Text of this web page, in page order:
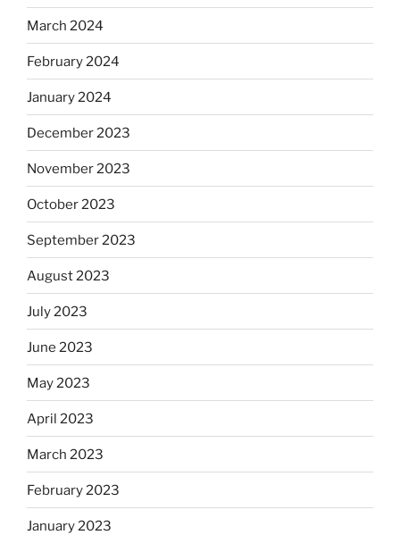
March 2024
February 2024
January 2024
December 2023
November 2023
October 2023
September 2023
August 2023
July 2023
June 2023
May 2023
April 2023
March 2023
February 2023
January 2023